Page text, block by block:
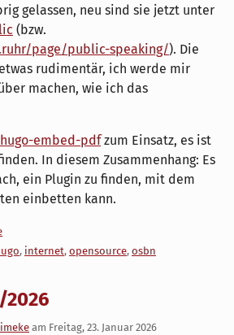
gelassen, neu sind sie jetzt unter
(bzw.
page/public-speaking/). Die
rudimentär, ich werde mir
machen, wie ich das
hugo-embed-pdfzum Einsatz, es ist
In diesem Zusammenhang: Es
ein Plugin zu finden, mit dem
einbetten kann.
, internet, opensource, osbn
am Freitag, 23. Januar 2026